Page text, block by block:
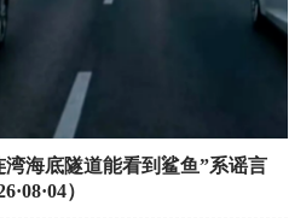
湾海底隧道能看到鲨鱼”系谣言
）